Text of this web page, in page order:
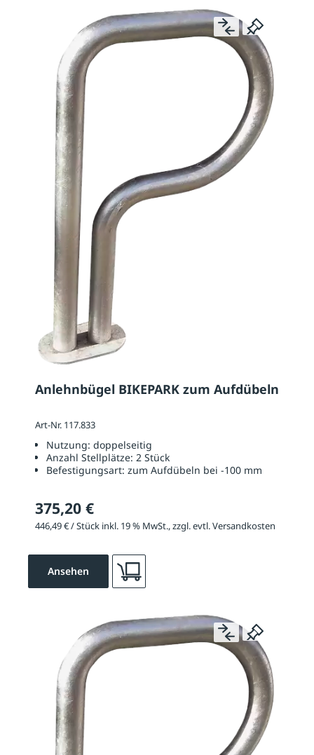
Anlehnbügel BIKEPARK zum Aufdübeln
Art-Nr. 117.833
Nutzung: doppelseitig
Anzahl Stellplätze: 2 Stück
Befestigungsart: zum Aufdübeln bei -100 mm
375,20 €
446,49 € / Stück inkl. 19 % MwSt., zzgl. evtl. Versandkosten
Ansehen